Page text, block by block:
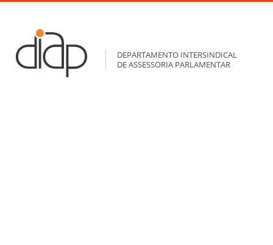
DEPARTAMENTO INTERSINDICAL
DE ASSESSORIA PARLAMENTAR